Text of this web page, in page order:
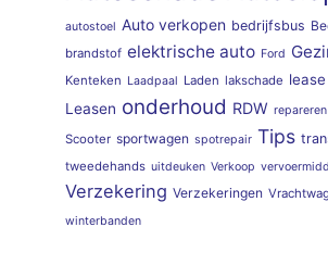
autostoel Auto verkopen bedrijfsbus
brandstof elektrische auto Ford
Kenteken Laadpaal Laden lakschade lease
Leasen onderhoud RDW repareren
Scooter sportwagen spotrepair Tips
tweedehands uitdeuken Verkoop
Verzekering Verzekeringen
winterbanden